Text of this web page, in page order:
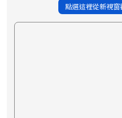
點選這裡從新視